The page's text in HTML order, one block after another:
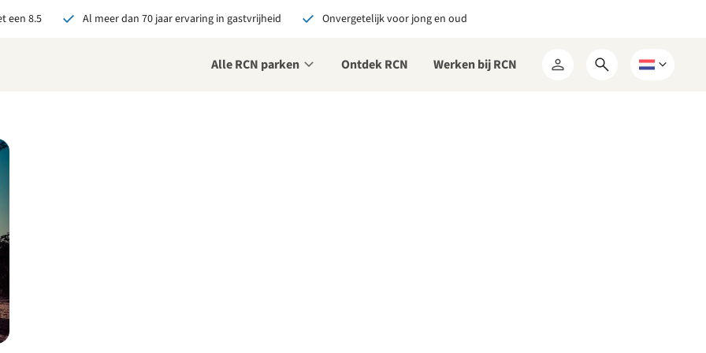
een 8.5 Al meer dan 70 jaar ervaring in gastvrijheid Onvergetelijk voor jong en oud
Alle RCN parken Ontdek RCN Werken bij RCN
Mijn
Open
Kies
bij RCN boekt, krijg je:
alle voordelen